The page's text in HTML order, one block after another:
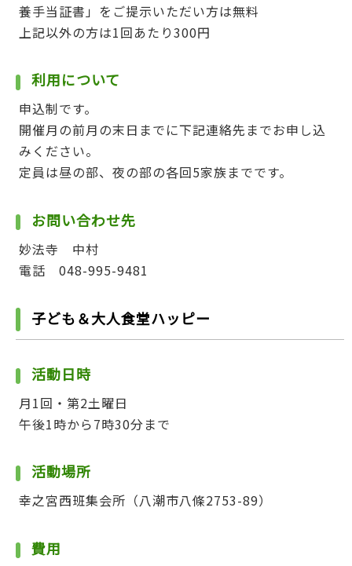
養手当証書」をご提示いただい方は無料
上記以外の方は1回あたり300円
利用について
申込制です。
開催月の前月の末日までに下記連絡先までお申し込
みください。
定員は昼の部、夜の部の各回5家族までです。
お問い合わせ先
妙法寺 中村
電話 048-995-9481
子ども＆大人食堂ハッピー
活動日時
月1回・第2土曜日
午後1時から7時30分まで
活動場所
幸之宮西班集会所（八潮市八條2753-89）
費用